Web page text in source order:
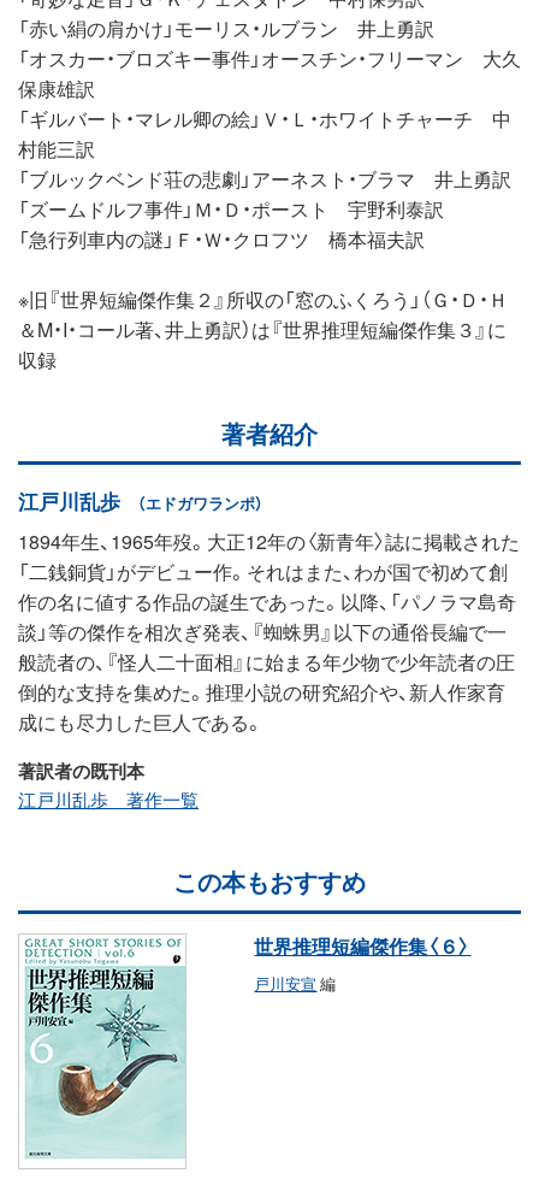
「赤い絹の肩かけ」モーリス・ルブラン 井上勇訳
「オスカー・ブロズキー事件」オースチン・フリーマン 大久
保康雄訳
「ギルバート・マレル卿の絵」Ｖ・Ｌ・ホワイトチャーチ 中
村能三訳
「ブルックベンド荘の悲劇」アーネスト・ブラマ 井上勇訳
「ズームドルフ事件」Ｍ・Ｄ・ポースト 宇野利泰訳
「急行列車内の謎」Ｆ・Ｗ・クロフツ 橋本福夫訳
※旧『世界短編傑作集２』所収の「窓のふくろう」（Ｇ・Ｄ・Ｈ
＆M・I・コール著、井上勇訳）は『世界推理短編傑作集３』に
収録
著者紹介
江戸川乱歩 （エドガワランポ）
1894年生、1965年歿。大正12年の〈新青年〉誌に掲載された
「二銭銅貨」がデビュー作。それはまた、わが国で初めて創
作の名に値する作品の誕生であった。以降、「パノラマ島奇
談」等の傑作を相次ぎ発表、『蜘蛛男』以下の通俗長編で一
般読者の、『怪人二十面相』に始まる年少物で少年読者の圧
倒的な支持を集めた。推理小説の研究紹介や、新人作家育
成にも尽力した巨人である。
著訳者の既刊本
江戸川乱歩 著作一覧
この本もおすすめ
世界推理短編傑作集〈６〉
戸川安宣 編